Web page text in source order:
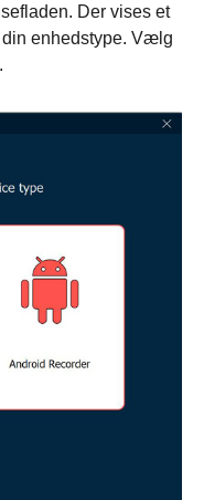
Der vises et
enhedstype. Vælg